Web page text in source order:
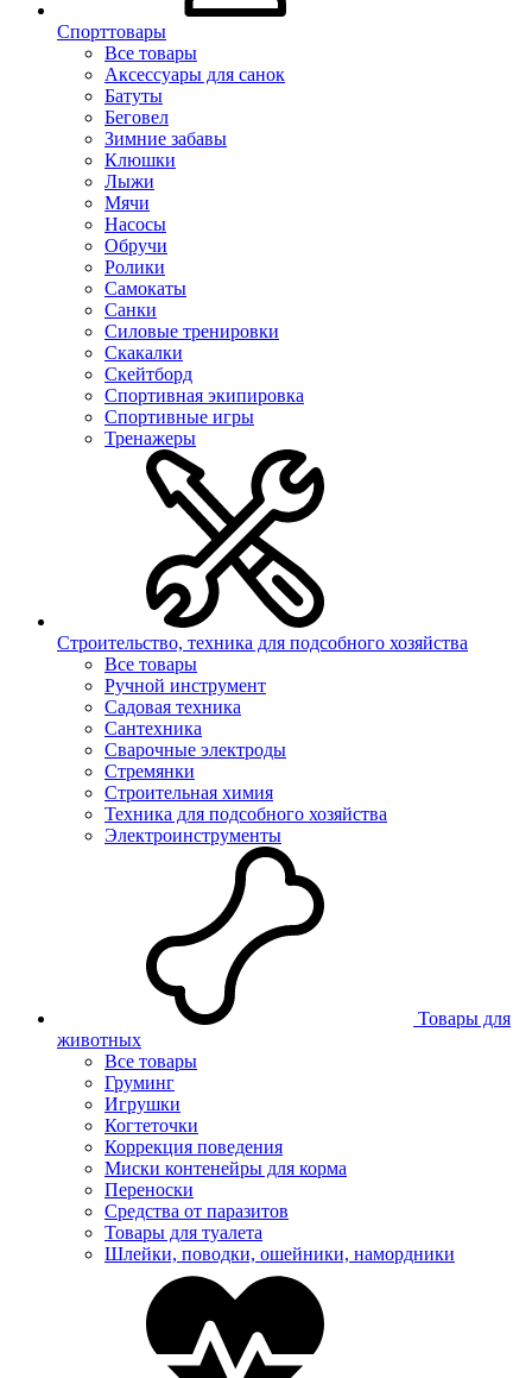
Спорттовары
Все товары
Аксессуары для санок
Батуты
Беговел
Зимние забавы
Клюшки
Лыжи
Мячи
Насосы
Обручи
Ролики
Самокаты
Санки
Силовые тренировки
Скакалки
Скейтборд
Спортивная экипировка
Спортивные игры
Тренажеры
Строительство, техника для подсобного хозяйства
Все товары
Ручной инструмент
Садовая техника
Сантехника
Сварочные электроды
Стремянки
Строительная химия
Техника для подсобного хозяйства
Электроинструменты
Товары для
животных
Все товары
Груминг
Игрушки
Когтеточки
Коррекция поведения
Миски контенейры для корма
Переноски
Средства от паразитов
Товары для туалета
Шлейки, поводки, ошейники, намордники